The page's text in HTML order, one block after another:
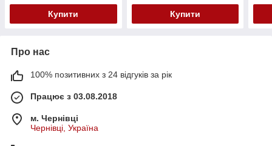
Купити Купити
Про нас
100% позитивних з 24 відгуків за рік
Працює з 03.08.2018
м. Чернівці
Чернівці, Україна